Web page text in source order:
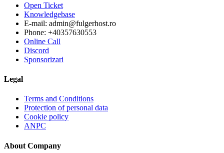
Open Ticket
Knowledgebase
E-mail: admin@fulgerhost.ro
Phone: +40357630553
Online Call
Discord
Sponsorizari
Legal
Terms and Conditions
Protection of personal data
Cookie policy
ANPC
About Company